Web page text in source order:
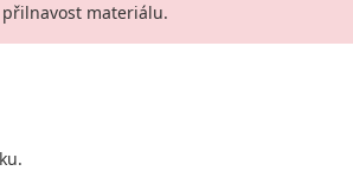
materiálu.